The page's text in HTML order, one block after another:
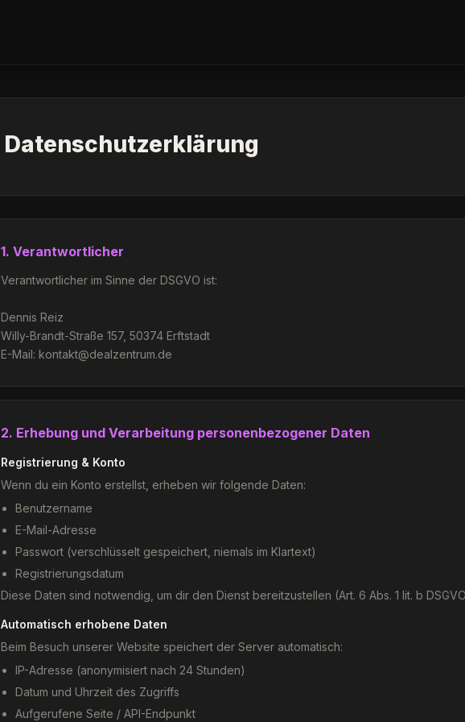
Datenschutzerklärung
1. Verantwortlicher
Verantwortlicher im Sinne der DSGVO ist:
Dennis Reiz
Willy-Brandt-Straße 157, 50374 Erftstadt
E-Mail: kontakt@dealzentrum.de
2. Erhebung und Verarbeitung personenbezogener Daten
Registrierung & Konto
Wenn du ein Konto erstellst, erheben wir folgende Daten:
Benutzername
E-Mail-Adresse
Passwort (verschlüsselt gespeichert, niemals im Klartext)
Registrierungsdatum
Diese Daten sind notwendig, um dir den Dienst bereitzustellen (Art. 6 Abs. 1 lit. b
Automatisch erhobene Daten
Beim Besuch unserer Website speichert der Server automatisch:
IP-Adresse (anonymisiert nach 24 Stunden)
Datum und Uhrzeit des Zugriffs
Aufgerufene Seite / API-Endpunkt